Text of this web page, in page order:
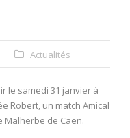
Actualités
le samedi 31 janvier à
Robert, un match Amical
Malherbe de Caen.